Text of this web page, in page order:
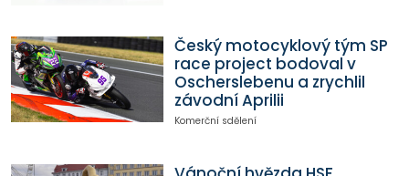
Český motocyklový tým SP
race project bodoval v
Oscherslebenu a zrychlil
závodní Aprilii
Komerční sdělení